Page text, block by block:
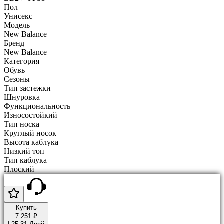
Пол
Унисекс
Модель
New Balance
Бренд
New Balance
Категория
Обувь
Сезоны
Тип застежки
Шнуровка
Функциональность
Износостойкий
Тип носка
Круглый носок
Высота каблука
Низкий топ
Тип каблука
Плоский
Купить
7 251 ₽